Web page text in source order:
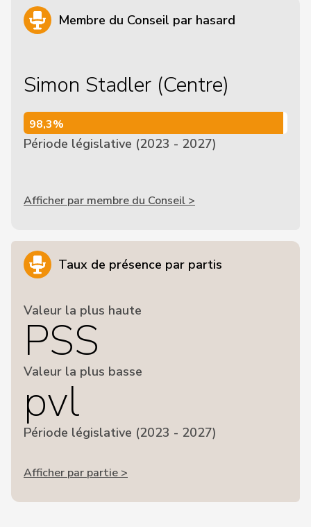
Membre du Conseil par hasard
Simon Stadler (Centre)
98,3%
98,3%
Période législative (2023 - 2027)
Afficher par membre du Conseil >
Taux de présence par partis
Valeur la plus haute
PSS
Valeur la plus basse
pvl
Période législative (2023 - 2027)
Afficher par partie >